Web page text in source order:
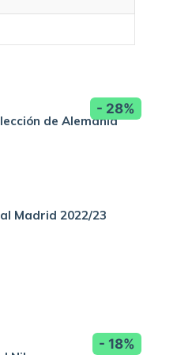
- 28%
de Alemania
Madrid 2022/23
- 18%